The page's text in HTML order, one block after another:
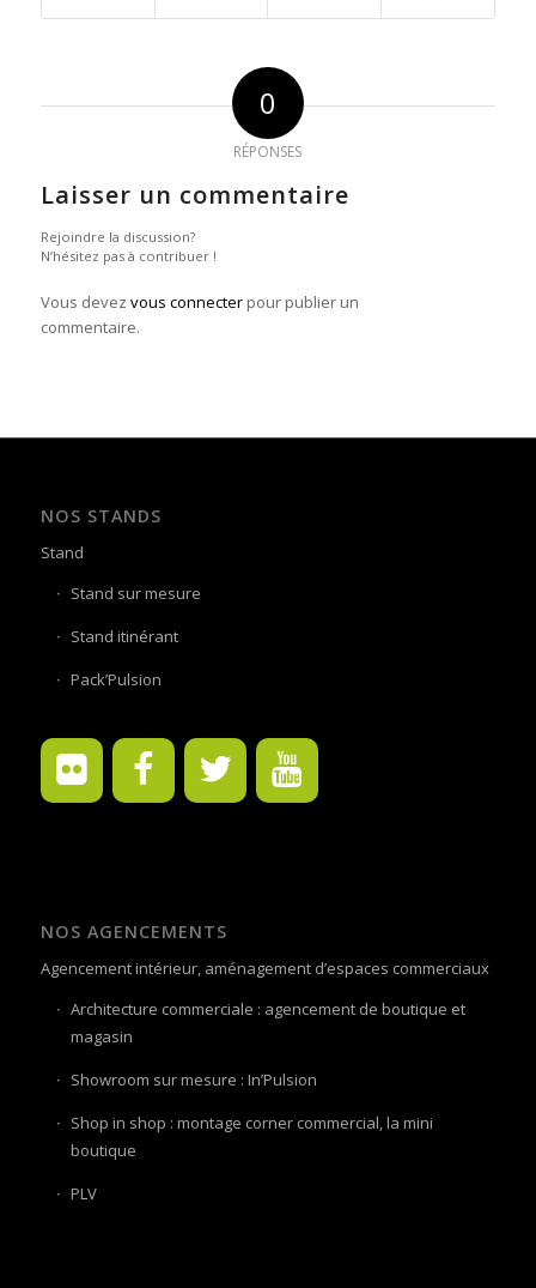
0
RÉPONSES
Laisser un commentaire
Rejoindre la discussion?
N’hésitez pas à contribuer !
Vous devez vous connecterpour publier un
commentaire.
NOS STANDS
Stand
Stand sur mesure
Stand itinérant
Pack’Pulsion
NOS AGENCEMENTS
Agencement intérieur, aménagement d’espaces commerciaux
Architecture commerciale : agencement de boutique et
magasin
Showroom sur mesure : In’Pulsion
Shop in shop : montage corner commercial, la mini
boutique
PLV